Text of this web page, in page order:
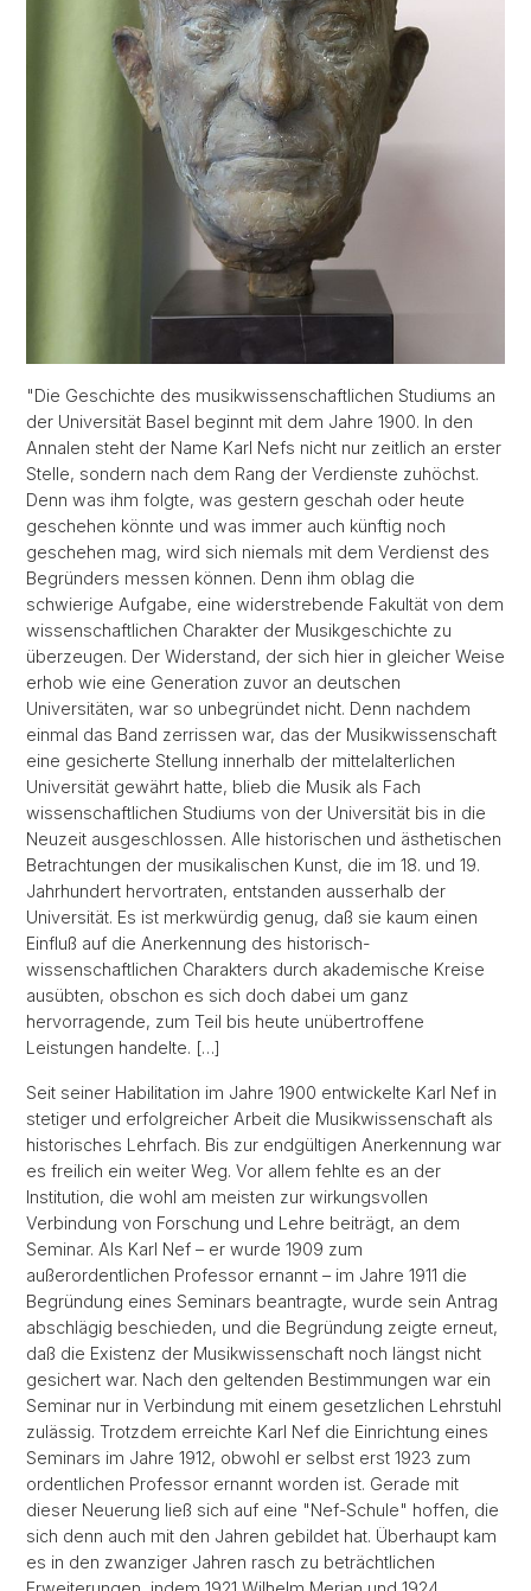
"Die Geschichte des musikwissenschaftlichen Studiums an
der Universität Basel beginnt mit dem Jahre 1900. In den
Annalen steht der Name Karl Nefs nicht nur zeitlich an erster
Stelle, sondern nach dem Rang der Verdienste zuhöchst.
Denn was ihm folgte, was gestern geschah oder heute
geschehen könnte und was immer auch künftig noch
geschehen mag, wird sich niemals mit dem Verdienst des
Begründers messen können. Denn ihm oblag die
schwierige Aufgabe, eine widerstrebende Fakultät von dem
wissenschaftlichen Charakter der Musikgeschichte zu
überzeugen. Der Widerstand, der sich hier in gleicher Weise
erhob wie eine Generation zuvor an deutschen
Universitäten, war so unbegründet nicht. Denn nachdem
einmal das Band zerrissen war, das der Musikwissenschaft
eine gesicherte Stellung innerhalb der mittelalterlichen
Universität gewährt hatte, blieb die Musik als Fach
wissenschaftlichen Studiums von der Universität bis in die
Neuzeit ausgeschlossen. Alle historischen und ästhetischen
Betrachtungen der musikalischen Kunst, die im 18. und 19.
Jahrhundert hervortraten, entstanden ausserhalb der
Universität. Es ist merkwürdig genug, daß sie kaum einen
Einfluß auf die Anerkennung des historisch-
wissenschaftlichen Charakters durch akademische Kreise
ausübten, obschon es sich doch dabei um ganz
hervorragende, zum Teil bis heute unübertroffene
Leistungen handelte. […]
Seit seiner Habilitation im Jahre 1900 entwickelte Karl Nef in
stetiger und erfolgreicher Arbeit die Musikwissenschaft als
historisches Lehrfach. Bis zur endgültigen Anerkennung war
es freilich ein weiter Weg. Vor allem fehlte es an der
Institution, die wohl am meisten zur wirkungsvollen
Verbindung von Forschung und Lehre beiträgt, an dem
Seminar. Als Karl Nef – er wurde 1909 zum
außerordentlichen Professor ernannt – im Jahre 1911 die
Begründung eines Seminars beantragte, wurde sein Antrag
abschlägig beschieden, und die Begründung zeigte erneut,
daß die Existenz der Musikwissenschaft noch längst nicht
gesichert war. Nach den geltenden Bestimmungen war ein
Seminar nur in Verbindung mit einem gesetzlichen Lehrstuhl
zulässig. Trotzdem erreichte Karl Nef die Einrichtung eines
Seminars im Jahre 1912, obwohl er selbst erst 1923 zum
ordentlichen Professor ernannt worden ist. Gerade mit
dieser Neuerung ließ sich auf eine "Nef-Schule" hoffen, die
sich denn auch mit den Jahren gebildet hat. Überhaupt kam
es in den zwanziger Jahren rasch zu beträchtlichen